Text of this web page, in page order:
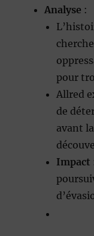
Analyse :
pour
Allred
de
avant
Impact